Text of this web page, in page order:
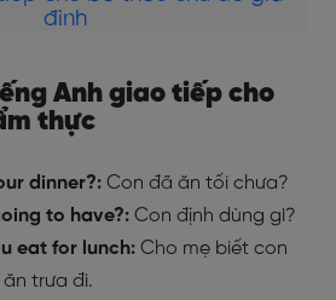
đình
Anh giao tiếp cho
thực
dinner?: Con đã ăn tối chưa?
to have?: Con định dùng gì?
eat for lunch: Cho mẹ biết con
trưa đi.